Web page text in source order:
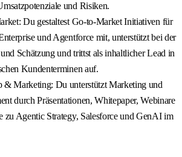
und Risiken.
Du gestaltest Go‑to‑Market Initiativen für
und Agentforce mit, unterstützt bei der
Schätzung und trittst als inhaltlicher Lead in
Kundenterminen auf.
& Marketing: Du unterstützt Marketing und
durch Präsentationen, Whitepaper, Webinare
zu Agentic Strategy, Salesforce und GenAI im